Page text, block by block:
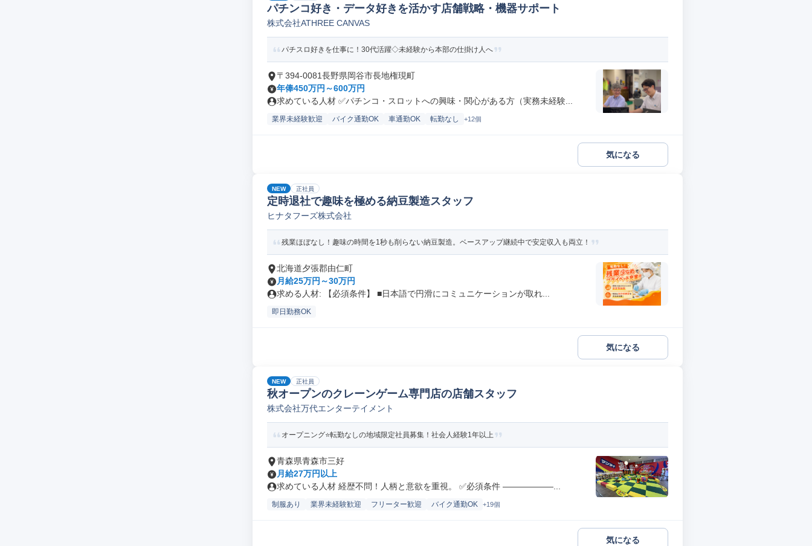
パチンコ好き・データ好きを活かす店舗戦略・機器サポート
株式会社ATHREE CANVAS
パチスロ好きを仕事に！30代活躍◇未経験から本部の仕掛け人へ
〒394-0081長野県岡谷市長地権現町
年俸450万円～600万円
求めている人材 ✅パチンコ・スロットへの興味・関心がある方（実務未経験...
業界未経験歓迎 バイク通勤OK 車通勤OK 転勤なし +12個
気になる
NEW 正社員
定時退社で趣味を極める納豆製造スタッフ
ヒナタフーズ株式会社
残業ほぼなし！趣味の時間を1秒も削らない納豆製造。ベースアップ継続中で安定収入も両立！
北海道夕張郡由仁町
月給25万円～30万円
求める人材: 【必須条件】 ■日本語で円滑にコミュニケーションが取れ...
即日勤務OK
気になる
NEW 正社員
秋オープンのクレーンゲーム専門店の店舗スタッフ
株式会社万代エンターテイメント
オープニング⭐転勤なしの地域限定社員募集！社会人経験1年以上
青森県青森市三好
月給27万円以上
求めている人材 経歴不問！人柄と意欲を重視。 ✅必須条件 ――――――...
制服あり 業界未経験歓迎 フリーター歓迎 バイク通勤OK +19個
気になる